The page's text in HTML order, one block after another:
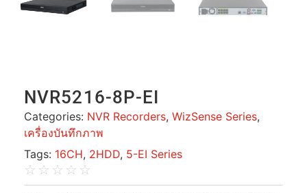
NVR5216-8P-EI
Categories: NVR Recorders, WizSense Series,
เครื่องบันทึกภาพ
Tags: 16CH, 2HDD, 5-EI Series
☆ ☆ ☆ ☆ ☆